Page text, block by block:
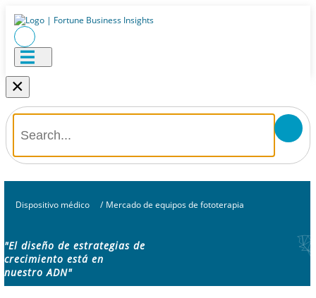
×
Dispositivo médico / Mercado de equipos de fototerapia
"El diseño de estrategias de
crecimiento está en
nuestro ADN"